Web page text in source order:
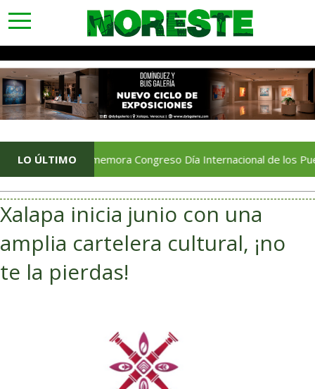
toggle
navigation
LO ÚLTIMO
Conmemora Congreso Día Internacional de los Pueblos
Xalapa inicia junio con una
amplia cartelera cultural, ¡no
te la pierdas!